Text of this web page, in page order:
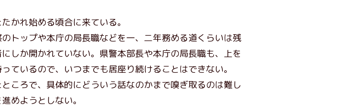
かれ始める頃合に来ている。
トップや本庁の局長職などを一、二年務める道くらいは残
しか開かれていない。県警本部長や本庁の局長職も、上を
ているので、いつまでも居座り続けることはできない。
ころで、具体的にどういう話なのかまで嗅ぎ取るのは難し
めようとしない。